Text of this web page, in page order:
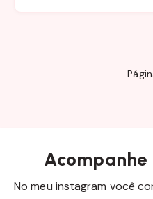
No meu instagram você